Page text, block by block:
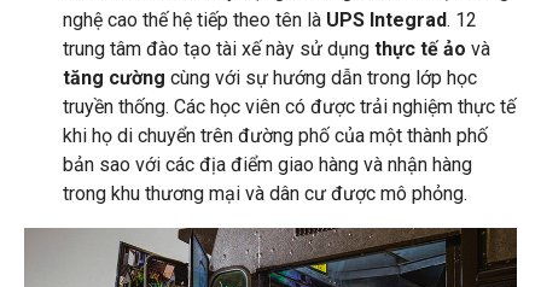
nghệ cao thế hệ tiếp theo tên là UPS Integrad. 12
trung tâm đào tạo tài xế này sử dụng thực tế ảo và
tăng cường cùng với sự hướng dẫn trong lớp học
truyền thống. Các học viên có được trải nghiệm thực tế
khi họ di chuyển trên đường phố của một thành phố
bản sao với các địa điểm giao hàng và nhận hàng
trong khu thương mại và dân cư được mô phỏng.